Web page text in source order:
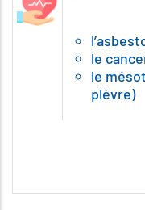
le
le
plèvre)